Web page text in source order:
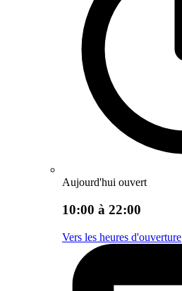
Aujourd'hui ouvert
10:00 à 22:00
Vers les heures d'ouverture